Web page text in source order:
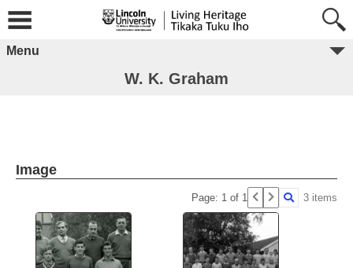
Menu
W. K. Graham
Image
Page: 1 of 1 3 items